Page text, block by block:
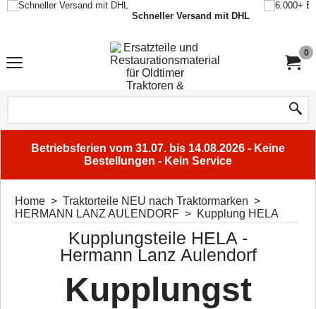
Schneller Versand mit DHL
0
Betriebsferien vom 31.07. bis 14.08.2026 - Keine
Bestellungen - Kein Service
Home > Traktorteile NEU nach Traktormarken >
HERMANN LANZ AULENDORF > Kupplung HELA
Kupplungsteile HELA -
Hermann Lanz Aulendorf
Kupplungst